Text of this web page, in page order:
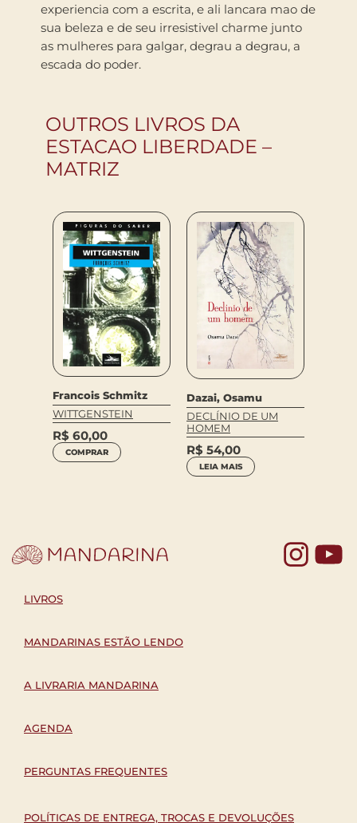
experiencia com a escrita, e ali lancara mao de
sua beleza e de seu irresistivel charme junto
as mulheres para galgar, degrau a degrau, a
escada do poder.
OUTROS LIVROS DA
ESTACAO LIBERDADE –
MATRIZ
Francois Schmitz
WITTGENSTEIN
R$ 60,00
COMPRAR
Dazai, Osamu
DECLÍNIO DE UM
HOMEM
R$ 54,00
LEIA MAIS
LIVROS
MANDARINAS ESTÃO LENDO
A LIVRARIA MANDARINA
AGENDA
PERGUNTAS FREQUENTES
POLÍTICAS DE ENTREGA, TROCAS E DEVOLUÇÕES